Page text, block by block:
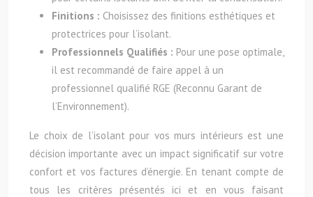
Finitions : Choisissez des finitions esthétiques et
protectrices pour l’isolant.
Professionnels Qualifiés : Pour une pose optimale,
il est recommandé de faire appel à un
professionnel qualifié RGE (Reconnu Garant de
l’Environnement).
Le choix de l’isolant pour vos murs intérieurs est une
décision importante avec un impact significatif sur votre
confort et vos factures d’énergie. En tenant compte de
tous les critères présentés ici et en vous faisant